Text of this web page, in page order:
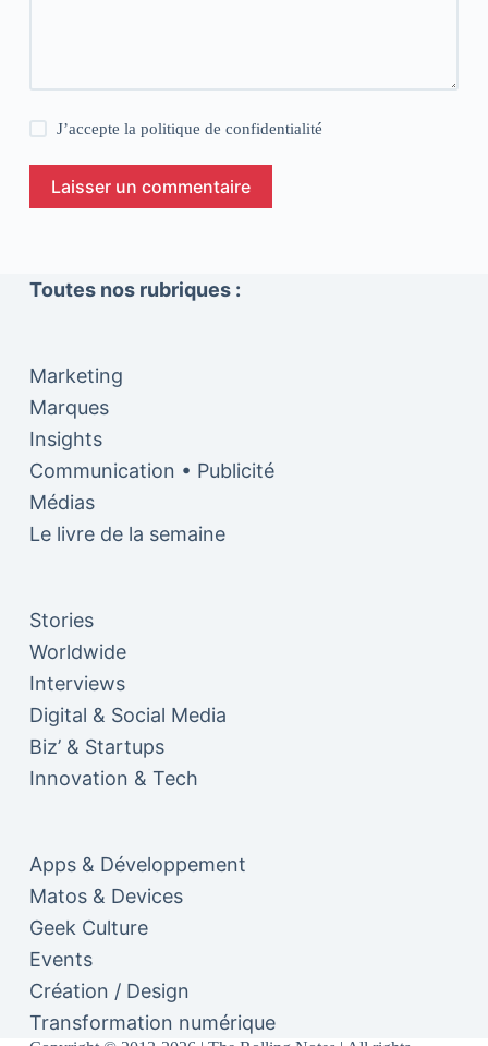
J’accepte lapolitique de confidentialité
Laisser un commentaire
Toutes nos rubriques :
Marketing
Marques
Insights
Communication • Publicité
Médias
Le livre de la semaine
Stories
Worldwide
Interviews
Digital & Social Media
Biz’ & Startups
Innovation & Tech
Apps & Développement
Matos & Devices
Geek Culture
Events
Création / Design
Transformation numérique